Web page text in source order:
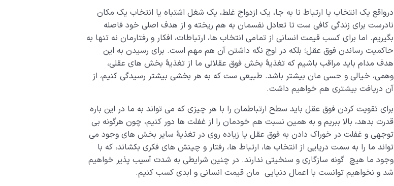
درواقع یک انتخاب یا ارتباط نا به جا، یک ازدواج غلط، یک شغل اشتباه یا انتخاب یک مکان
نادرست برای زندگی کافی ست تا تعادل نفسمان به هم ریخته و از هدف اصلی خود فاصله
بگیریم. اما برای کسب قیمت انسانی از تمامی انتخاب ها، ارتباطات، افکار و رفتارمان نه تنها به
حاکمیت رساندن فوق عقل؛ بلکه در اوج نگه داشتن آن هم مهم است. برای رسیدن به این
هدف مدام باید مراقب باشیم که تغذیۀ بخش فوق عقلانی ما از تغذیۀ بخش های عقلی،
وهمی، خیالی و حسی مان بیشتر باشد. طبیعی ست که به هر بخشی بیشتر رسیدگی کنیم، از
آن دریافت بیشتری هم خواهیم داشت.
برای تقویت کردن فوق عقل باید سطح ارتباطمان را با هر چیزی که می تواند به ما در این باره
قدرت بدهد، بالا ببریم و به همین نسبت هم خودمان را از غفلت ها دور کنیم، چون هرگونه بی
توجهی و غفلت در خوراک دادن به فوق عقل یا زیاده روی در تغذیۀ سایر بخش های وجود می
تواند ما را به سمت دریایی از انتخاب ها، ارتباط ها، رفتار و چینش های فکری بکشاند، که با
وجود ما هیچ گونه سازگاری و سنخیتی ندارند. در چنین شرایطی به شدت آسیب پذیر خواهیم
شد و نخواهیم توانست با اعمال دنیایی مان قیمت انسانی و ابدی کسب کنیم.